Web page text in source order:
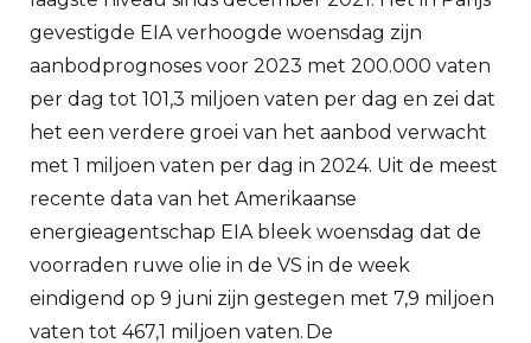
gevestigde EIA verhoogde woensdag zijn
aanbodprognoses voor 2023 met 200.000 vaten
per dag tot 101,3 miljoen vaten per dag en zei dat
het een verdere groei van het aanbod verwacht
met 1 miljoen vaten per dag in 2024. Uit de meest
recente data van het Amerikaanse
energieagentschap EIA bleek woensdag dat de
voorraden ruwe olie in de VS in de week
eindigend op 9 juni zijn gestegen met 7,9 miljoen
vaten tot 467,1 miljoen vaten. De